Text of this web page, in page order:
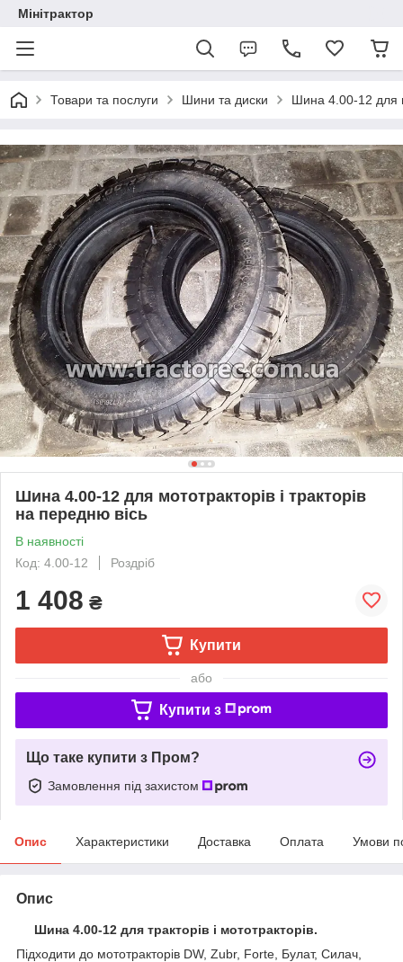
Мінітрактор
Товари та послуги Шини та диски Шина 4.00-12 для
Шина 4.00-12 для мототракторів і тракторів
на передню вісь
В наявності
Код: 4.00-12
Роздріб
1 408 ₴
Купити
або
Купити з
Що таке купити з Пром?
Замовлення під захистом
Опис Характеристики Доставка Оплата Умови
Опис
Шина 4.00-12 для тракторів і мототракторів.
Підходити до мототракторів DW, Zubr, Forte, Булат, Силач,